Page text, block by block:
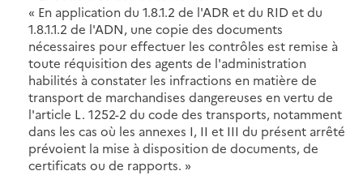
« En application du 1.8.1.2 de l'ADR et du RID et du
1.8.1.1.2 de l'ADN, une copie des documents
nécessaires pour effectuer les contrôles est remise à
toute réquisition des agents de l'administration
habilités à constater les infractions en matière de
transport de marchandises dangereuses en vertu de
l'article L. 1252-2 du code des transports, notamment
dans les cas où les annexes I, II et III du présent arrêté
prévoient la mise à disposition de documents, de
certificats ou de rapports. »